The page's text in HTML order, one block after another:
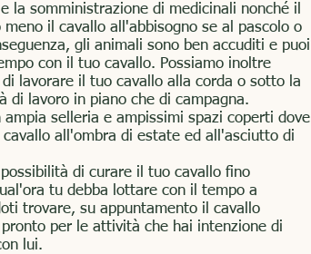
la somministrazione di medicinali nonché il
il cavallo all'abbisogno se al pascolo o
gli animali sono ben accuditi e puoi
con il tuo cavallo. Possiamo inoltre
lavorare il tuo cavallo alla corda o sotto la
di lavoro in piano che di campagna.
selleria e ampissimi spazi coperti dove
all'ombra di estate ed all'asciutto di
di curare il tuo cavallo fino
tu debba lottare con il tempo a
trovare, su appuntamento il cavallo
per le attività che hai intenzione di
lui.